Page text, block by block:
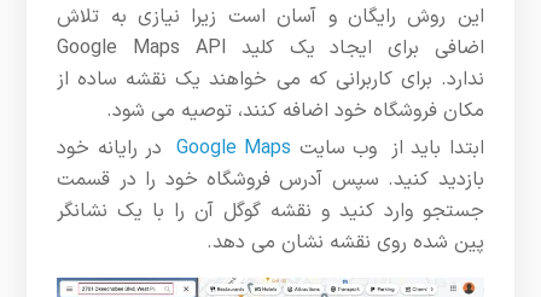
این روش رایگان و آسان است زیرا نیازی به تلاش
اضافی برای ایجاد یک کلید Google Maps API
ندارد. برای کاربرانی که می خواهند یک نقشه ساده از
مکان فروشگاه خود اضافه کنند، توصیه می شود.
ابتدا باید از وب سایت Google Mapsدر رایانه خود
بازدید کنید. سپس آدرس فروشگاه خود را در قسمت
جستجو وارد کنید و نقشه گوگل آن را با یک نشانگر
پین شده روی نقشه نشان می دهد.